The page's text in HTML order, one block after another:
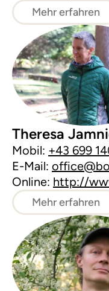
Mehr erfahren
Theresa
Mobil: +43 699
E-Mail:
Online: http://
Mehr erfahren